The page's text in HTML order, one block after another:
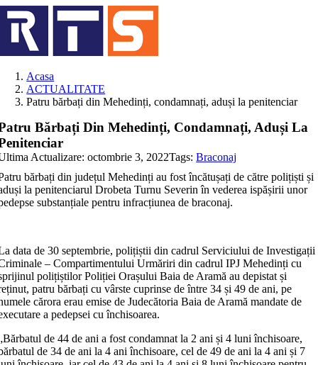
Skip
to
content
Acasa
ACTUALITATE
Patru bărbați din Mehedinți, condamnați, aduși la penitenciar
Bărbați Din Mehedinți, Condamnați, Aduși La
Actualizare: octombrie 3, 2022Tags:Braconaj
bărbați din județul Mehedinți au fost încătușați de către polițiști și
la penitenciarul Drobeta Turnu Severin în vederea ispășirii unor
substanțiale pentru infracțiunea de braconaj.
data de 30 septembrie, polițiștii din cadrul Serviciului de Investigații
– Compartimentului Urmăriri din cadrul IPJ Mehedinți cu
polițiștilor Poliției Orașului Baia de Aramă au depistat și
patru bărbați cu vârste cuprinse de între 34 și 49 de ani, pe
cărora erau emise de Judecătoria Baia de Aramă mandate de
a pedepsei cu închisoarea.
de 44 de ani a fost condamnat la 2 ani și 4 luni închisoare,
de 34 de ani la 4 ani închisoare, cel de 49 de ani la 4 ani și 7